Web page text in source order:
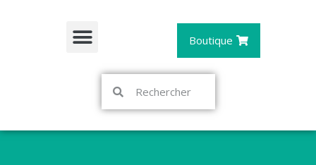
Boutique